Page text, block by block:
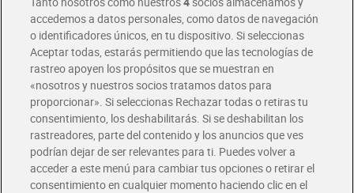
Envío gratis por compras superiores a 100€
Envío estandar por 4,99€
Glovo y Uber Eats
Solicita tu factura de Glovo o Uber Eats
Únete al CLUB Dia
Disfruta las ventajas y ofertas exclusivas.
Descárgate la APP Dia
accedemos a datos personales, como datos de navegación
o identificadores únicos, en tu dispositivo. Si seleccionas
Aceptar todas, estarás permitiendo que las tecnologías de
rastreo apoyen los propósitos que se muestran en
«nosotros y nuestros socios tratamos datos para
proporcionar». Si seleccionas Rechazar todas o retiras tu
consentimiento, los deshabilitarás. Si se deshabilitan los
rastreadores, parte del contenido y los anuncios que ves
podrían dejar de ser relevantes para ti. Puedes volver a
acceder a este menú para cambiar tus opciones o retirar el
consentimiento en cualquier momento haciendo clic en el